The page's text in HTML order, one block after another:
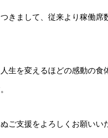
きまして、従来より稼働
生を変えるほどの感動の
ご支援をよろしくお願いい